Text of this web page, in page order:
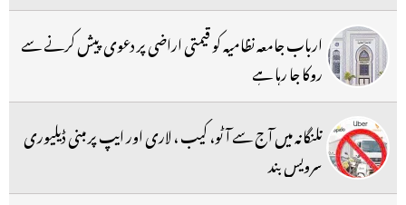
ارباب جامعہ نظامیہ کو قیمتی اراضی پر دعوی پیش کرنے سے
روکا جا رہا ہے
تلنگانہ میں آج سے آٹو، کیب ، لاری اور ایپ پر مبنی ڈیلیوری
سرویس بند